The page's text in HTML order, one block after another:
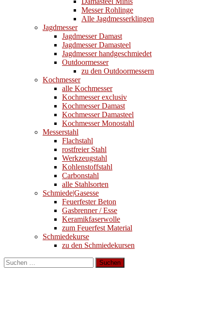
Messer Rohlinge
Alle Jagdmesserklingen
Jagdmesser
Jagdmesser Damast
Jagdmesser Damasteel
Jagdmesser handgeschmiedet
Outdoormesser
zu den Outdoormessern
Kochmesser
alle Kochmesser
Kochmesser exclusiv
Kochmesser Damast
Kochmesser Damasteel
Kochmesser Monostahl
Messerstahl
Flachstahl
rostfreier Stahl
Werkzeugstahl
Kohlenstoffstahl
Carbonstahl
alle Stahlsorten
Schmiede|Gasesse
Feuerfester Beton
Gasbrenner / Esse
Keramikfaserwolle
zum Feuerfest Material
Schmiedekurse
zu den Schmiedekursen
Suchen
nach: